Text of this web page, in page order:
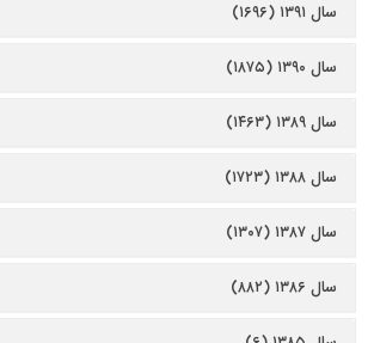
سال ۱۳۹۱ (۱۶۹۶)
سال ۱۳۹۰ (۱۸۷۵)
سال ۱۳۸۹ (۱۴۶۳)
سال ۱۳۸۸ (۱۷۲۳)
سال ۱۳۸۷ (۱۳۰۷)
سال ۱۳۸۶ (۸۸۲)